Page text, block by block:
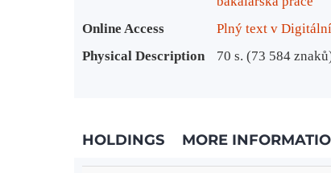
Online Access
Plný text v
Physical Description
70 s. (73 584
HOLDINGS MORE